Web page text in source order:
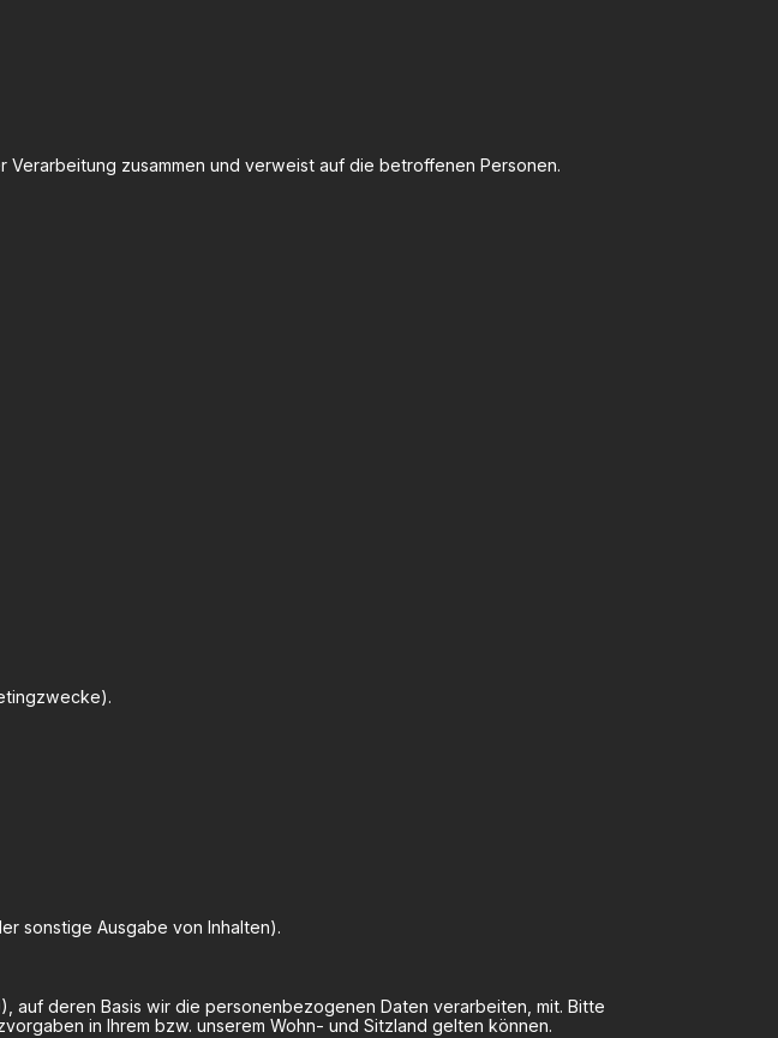
zusammen und verweist auf die betroffenen Personen.
sonstige Ausgabe von Inhalten).
auf deren Basis wir die personenbezogenen Daten verarbeiten, mit. Bitte
in Ihrem bzw. unserem Wohn- und Sitzland gelten können.